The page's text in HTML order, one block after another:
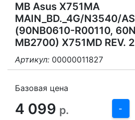
MB Asus X751MA
MAIN_BD._4G/N3540/
(90NB0610-R00110,
MB2700) X751MD REV.
Артикул: 00000011827
Базовая цена
4 099 р. -